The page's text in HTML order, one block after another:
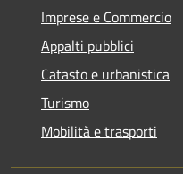
Imprese e Commercio
Appalti pubblici
Catasto e urbanistica
Turismo
Mobilità e trasporti